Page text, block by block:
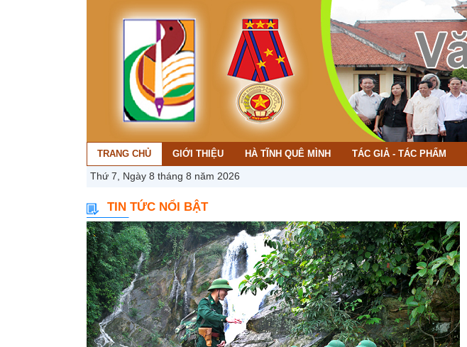
TRANG CHỦ GIỚI THIỆU HÀ TĨNH QUÊ MÌNH TÁC GIẢ - TÁC PHẨM
Thứ 7, Ngày 8 tháng 8 năm 2026
TIN TỨC NỔI BẬT